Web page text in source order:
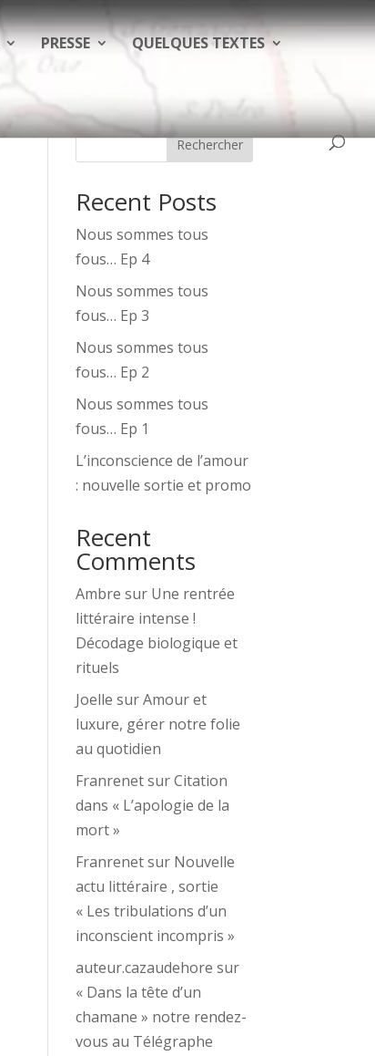
PRESSE QUELQUES TEXTES
Rechercher
Recent Posts
Nous sommes tous
fous… Ep 4
Nous sommes tous
fous… Ep 3
Nous sommes tous
fous… Ep 2
Nous sommes tous
fous… Ep 1
L’inconscience de l’amour
: nouvelle sortie et promo
Recent
Comments
Ambre sur Une rentrée
littéraire intense !
Décodage biologique et
rituels
Joelle surAmour et
luxure, gérer notre folie
au quotidien
FranrenetsurCitation
dans « L’apologie de la
mort »
Franrenetsur Nouvelle
actu littéraire , sortie
« Les tribulations d’un
inconscient incompris »
auteur.cazaudehore sur
« Dans la tête d’un
chamane » notre rendez-
vous au Télégraphe